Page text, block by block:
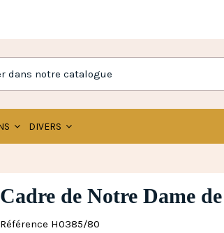
DIVERS
Cadre de Notre Dame
Référence H0385/80